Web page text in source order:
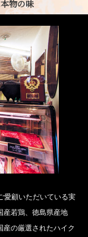
物の味
愛顧いただいている実
産若鶏、徳島県産地
の厳選されたハイク